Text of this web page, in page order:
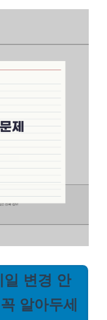
변경 안
알아두세